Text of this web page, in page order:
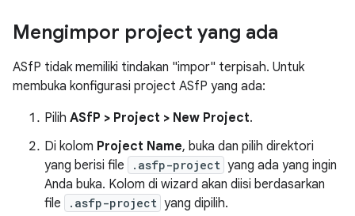
Mengimpor project yang ada
ASfP tidak memiliki tindakan "impor" terpisah. Untuk
membuka konfigurasi project ASfP yang ada:
Pilih ASfP > Project > New Project.
Di kolom Project Name, buka dan pilih direktori
yang berisi file
.asfp-project yang ada yang ingin
Anda buka. Kolom di wizard akan diisi berdasarkan
file
.asfp-project yang dipilih.